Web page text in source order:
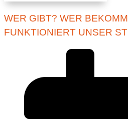
WER GIBT? WER
FUNKTIONIERT UNSER